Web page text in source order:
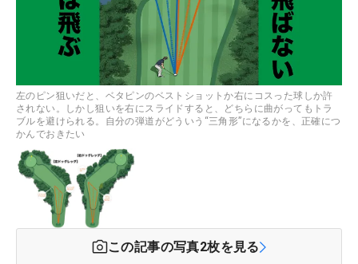
左のピン狙いだと、ベタピンのベストショットか右にコスった球しか許
されない。しかし狙いを右にスライドすると、どちらに曲がってもトラ
ブルを避けられる。自分の弾道がどういう“三角形”になるかを、正確につ
かんでおきたい
この記事の写真2枚を見る